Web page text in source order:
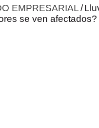
en la robótica con un
EMPRESARIAL /
se ven afectados?